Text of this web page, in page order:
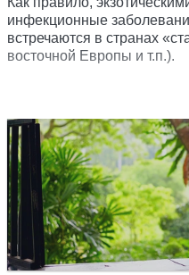
инфекционные
встречаются в странах
восточной Европы и т.п.).